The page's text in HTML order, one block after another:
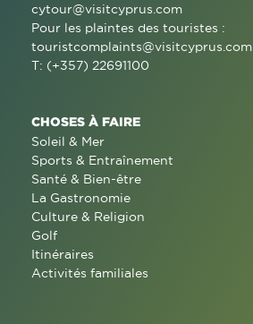
cytour@visitcyprus.com
Pour les plaintes des touristes :
touristcomplaints@visitcyprus.com
T: (+357) 22691100
CHOSES À FAIRE
Soleil & Mer
Sports & Entraînement
Santé & Bien-être
La Gastronomie
Culture & Religion
Golf
Itinéraires
Activités familiales